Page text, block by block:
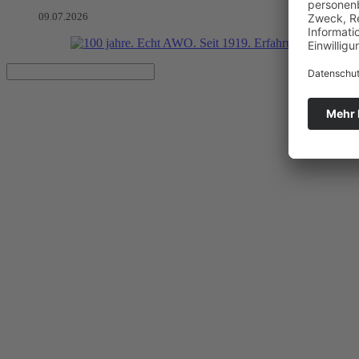
09.07.2026
Solidarität – wichtiger denn je
Herzlichen Dank für die vielen Spenden zur AWO VON HERZEN